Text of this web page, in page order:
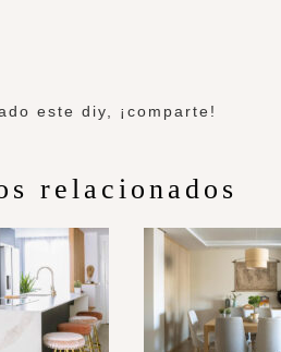
este diy, ¡comparte!
relacionados